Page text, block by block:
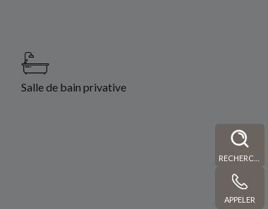
APPELER
Salle de bain privative